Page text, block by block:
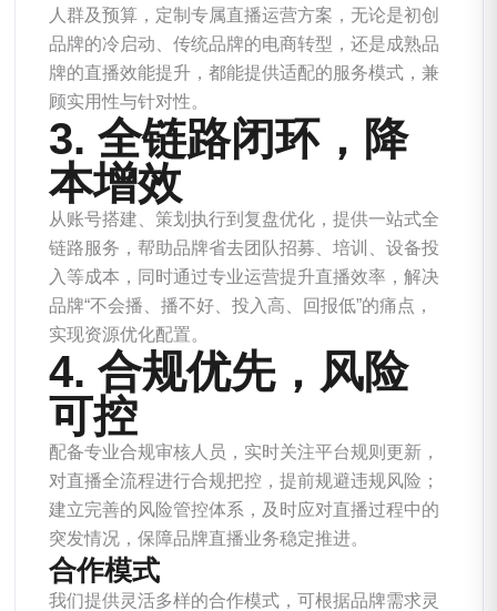
人群及预算，定制专属直播运营方案，无论是初创
品牌的冷启动、传统品牌的电商转型，还是成熟品
牌的直播效能提升，都能提供适配的服务模式，兼
顾实用性与针对性。
3. 全链路闭环，降
本增效
从账号搭建、策划执行到复盘优化，提供一站式全
链路服务，帮助品牌省去团队招募、培训、设备投
入等成本，同时通过专业运营提升直播效率，解决
品牌“不会播、播不好、投入高、回报低”的痛点，
实现资源优化配置。
4. 合规优先，风险
可控
配备专业合规审核人员，实时关注平台规则更新，
对直播全流程进行合规把控，提前规避违规风险；
建立完善的风险管控体系，及时应对直播过程中的
突发情况，保障品牌直播业务稳定推进。
合作模式
我们提供灵活多样的合作模式，可根据品牌需求灵